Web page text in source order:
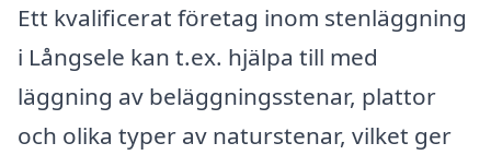
Ett kvalificerat företag inom stenläggning
i Långsele kan t.ex. hjälpa till med
läggning av beläggningsstenar, plattor
och olika typer av naturstenar, vilket ger